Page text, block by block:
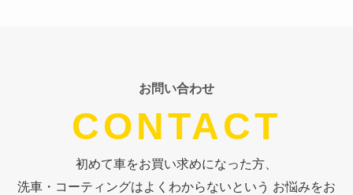
お問い合わせ
CONTACT
初めて車をお買い求めになった方、
洗車・コーティングはよくわからないという お悩みをお